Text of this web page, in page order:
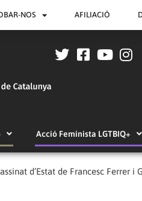
NOS AFILIACIÓ
Acció Feminista LGTBIQ+
d’Estat de Francesc Ferrer